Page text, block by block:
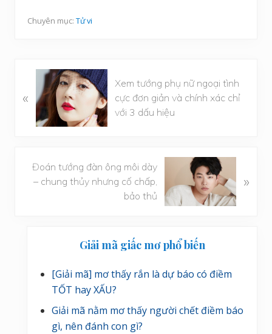
Chuyên mục: Tử vi
i
«
Xem tướng phụ nữ ngoại tình
cực đơn giản và chính xác chỉ
với 3 dấu hiệu
Đoán tướng đàn ông môi dày
– chung thủy nhưng cố chấp,
bảo thủ
»
SidebarGiải mã giấc mơ phổ biến
[Giải mã] mơ thấy rắn là dự báo có điềm
TỐT hay XẤU?
Giải mã nằm mơ thấy người chết điềm báo
gì, nên đánh con gì?